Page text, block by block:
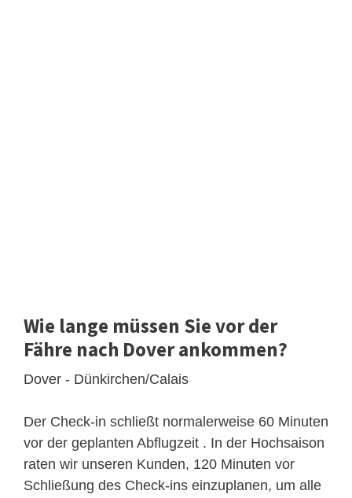
Wie lange müssen Sie vor der
Fähre nach Dover ankommen?
Dover - Dünkirchen/Calais
Der Check-in schließt normalerweise 60 Minuten
vor der geplanten Abflugzeit . In der Hochsaison
raten wir unseren Kunden, 120 Minuten vor
Schließung des Check-ins einzuplanen, um alle